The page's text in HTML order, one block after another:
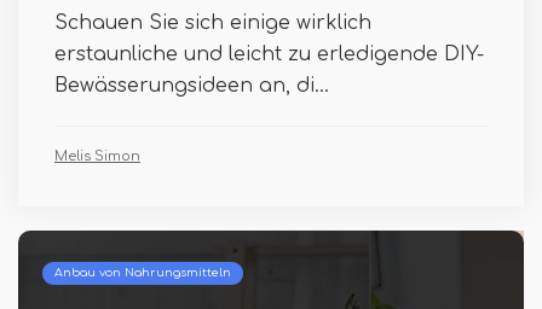
Schauen Sie sich einige wirklich
erstaunliche und leicht zu erledigende DIY-
Bewässerungsideen an, di...
Melis Simon
Beste und oberste Gartenarbeit